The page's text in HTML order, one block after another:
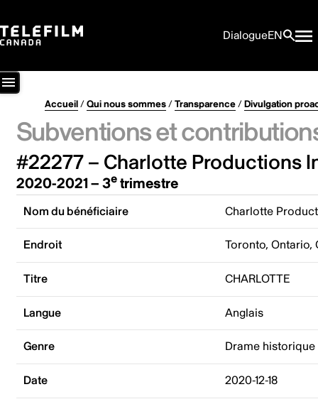
DialogueEN
Accueil/Qui nous sommes/Transparence/Divulgation
Subventions et
#22277 – Charlotte Productions
2020-2021 – 3etrimestre
Nom du bénéficiaire Charlotte
Endroit Toronto, Ontario,
Titre CHARLOTTE
Langue Anglais
Genre Drame historique
Date 2020-12-18